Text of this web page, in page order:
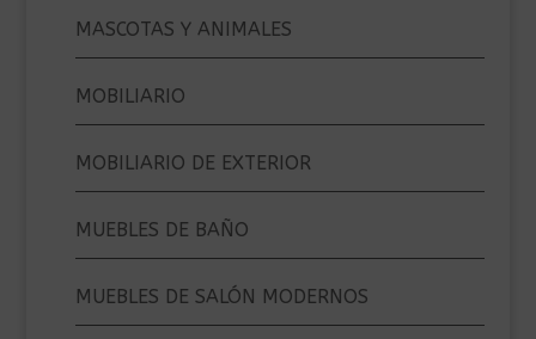
MASCOTAS Y ANIMALES
MOBILIARIO
MOBILIARIO DE EXTERIOR
MUEBLES DE BAÑO
MUEBLES DE SALÓN MODERNOS